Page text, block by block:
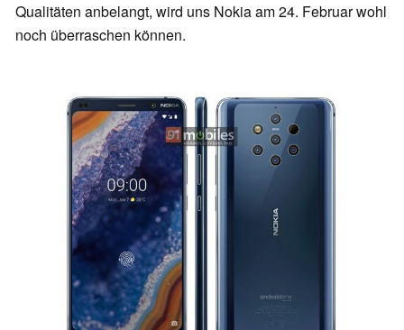
Qualitäten anbelangt, wird uns Nokia am 24. Februar wohl
noch überraschen können.